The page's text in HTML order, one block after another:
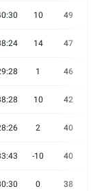
10 49
14 47
1 46
10 42
2 40
-10 40
0 38